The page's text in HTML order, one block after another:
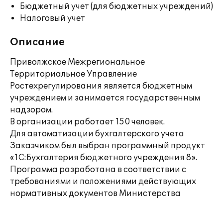
Бюджетный учет (для бюджетных учреждений)
Налоговый учет
Описание
Приволжское Межрегиональное
Территориальное Управление
Ростехрегулирования является бюджетным
учреждением и занимается государственным
надзором.
В организации работает 150 человек.
Для автоматизации бухгалтерского учета
Заказчиком был выбран программный продукт
«1С:Бухгалтерия бюджетного учреждения 8».
Программа разработана в соответствии с
требованиями и положениями действующих
нормативных документов Министерства